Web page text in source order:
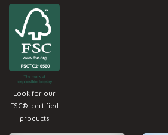
Look for our
FSC®-certified
products